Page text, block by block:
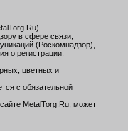
в сфере связи,
(Роскомнадзор),
о регистрации:
цветных и
с обязательной
MetalTorg.Ru, может